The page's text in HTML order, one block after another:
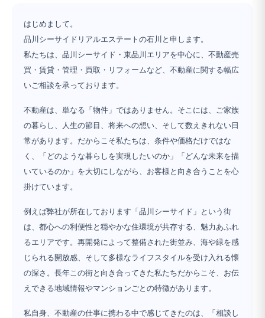
はじめまして。
品川シーサイドリアルエステートの石川と申します。
私たちは、品川シーサイド・東品川エリアを中心に、不動産売
買・賃貸・管理・買取・リフォームなど、不動産に関する幅広
いご相談を承っております。
不動産は、単なる「物件」ではありません。そこには、ご家族
の暮らし、人生の節目、将来への想い、そして数えきれない日
常があります。だからこそ私たちは、条件や価格だけではな
く、「どのような暮らしを実現したいのか」「どんな未来を描
いているのか」を大切にしながら、お客様と向き合うことを心
掛けています。
例えば弊社が所在しております「品川シーサイド」という街
は、都心への利便性と穏やかな住環境が共存する、魅力あふれ
るエリアです。再開発によって整備された街並み、海や緑を感
じられる開放感、そして多様なライフスタイルを受け入れる懐
の深さ。長年この街と向き合ってきた私たちだからこそ、お伝
えできる地域情報やマンションごとの特徴があります。
私自身、不動産の仕事に携わる中で感じてきたのは、「相談し